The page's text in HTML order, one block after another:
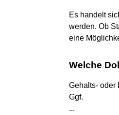
Es handelt
werden. Ob
eine
Welche
Gehalts- oder
Ggf.
...